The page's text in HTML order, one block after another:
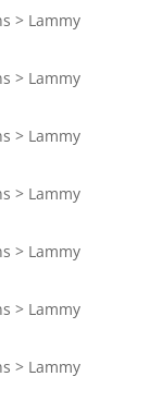
> Lammy
> Lammy
> Lammy
> Lammy
> Lammy
> Lammy
> Lammy